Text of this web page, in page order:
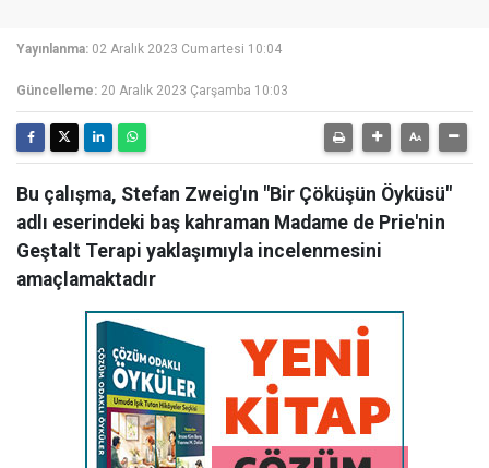
Yayınlanma: 02 Aralık 2023 Cumartesi 10:04
Güncelleme: 20 Aralık 2023 Çarşamba 10:03
Bu çalışma, Stefan Zweig'ın "Bir Çöküşün Öyküsü"
adlı eserindeki baş kahraman Madame de Prie'nin
Geştalt Terapi yaklaşımıyla incelenmesini
amaçlamaktadır